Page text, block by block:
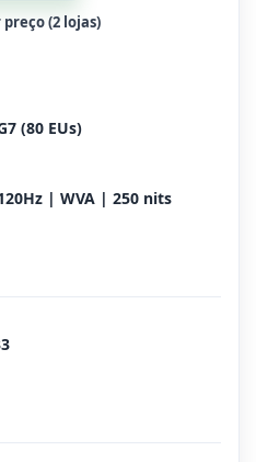
(2 lojas)
(80 EUs)
| WVA | 250 nits